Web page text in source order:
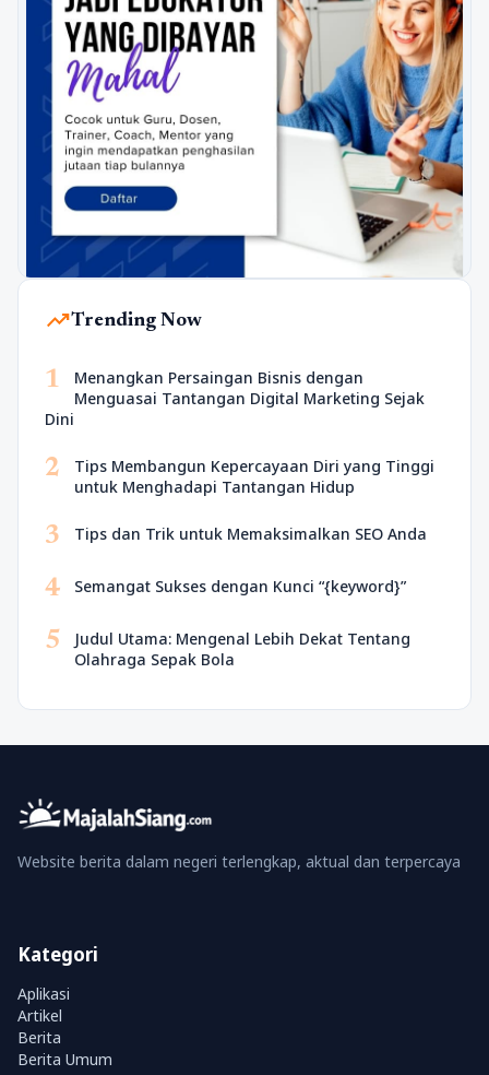
trending_upTrending Now
1
Menangkan Persaingan Bisnis dengan
Menguasai Tantangan Digital Marketing Sejak
Dini
2
Tips Membangun Kepercayaan Diri yang Tinggi
untuk Menghadapi Tantangan Hidup
3 Tips dan Trik untuk Memaksimalkan SEO Anda
4 Semangat Sukses dengan Kunci “{keyword}”
5
Judul Utama: Mengenal Lebih Dekat Tentang
Olahraga Sepak Bola
Website berita dalam negeri terlengkap, aktual dan terpercaya
Kategori
Aplikasi
Artikel
Berita
Berita Umum